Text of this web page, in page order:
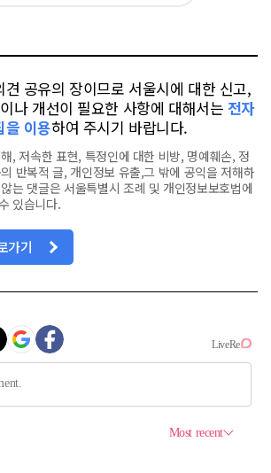
견 공유의 장이므로 서울시에 대한 신고,
나 개선이 필요한 사항에 대해서는 전자
을 이용하여 주시기 바랍니다.
, 저속한 표현, 특정인에 대한 비방, 명예훼손, 정
반복적 글, 개인정보 유출,그 밖에 공익을 저해하
는 댓글은 서울특별시 조례 및 개인정보보호법에
있습니다.
가기